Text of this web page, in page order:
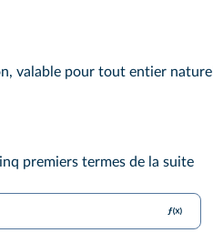
valable pour tout entier naturel
premiers termes de la suite